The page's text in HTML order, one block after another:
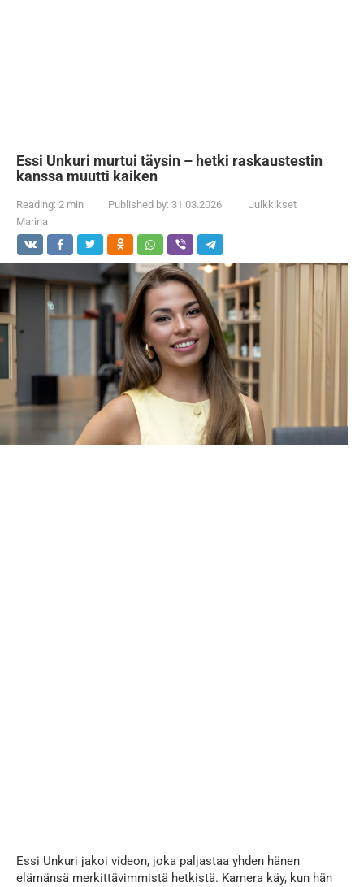
Essi Unkuri murtui täysin – hetki raskaustestin
kanssa muutti kaiken
Reading: 2 min Published by: 31.03.2026
Julkkikset
Marina
Essi Unkuri jakoi videon, joka paljastaa yhden hänen
elämänsä merkittävimmistä hetkistä. Kamera käy, kun hän